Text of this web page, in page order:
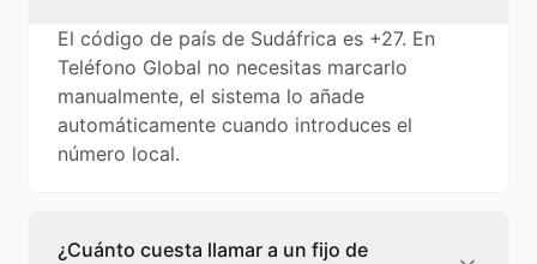
El código de país de Sudáfrica es +27. En
Teléfono Global no necesitas marcarlo
manualmente, el sistema lo añade
automáticamente cuando introduces el
número local.
¿Cuánto cuesta llamar a un fijo de